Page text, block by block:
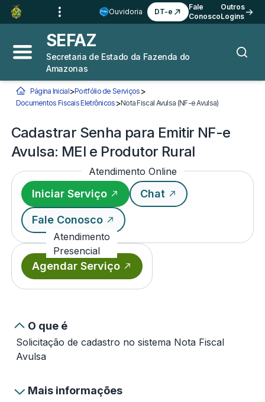
Ir para o
Conteúdo
Ir para a
Navegação 3
Ir para o
Rodapé 4
Ouvidoria DT-e
Fale
Conosco
Outros
Logins
Abrir menu principal
SEFAZ
Secretaria de Estado da Fazenda do
Amazonas
Você está aqui:
Página Inicial>Portfólio de Serviços >
Documentos Fiscais Eletrônicos >Nota Fiscal Avulsa (NF-e Avulsa)Cadastrar
Cadastrar Senha para Emitir NF-e
Avulsa: MEI e Produtor Rural
Atendimento Online
Iniciar Serviço Chat
Fale Conosco
Atendimento
Presencial
Agendar Serviço
O que é
Solicitação de cadastro no sistema Nota Fiscal
Avulsa
Mais informações